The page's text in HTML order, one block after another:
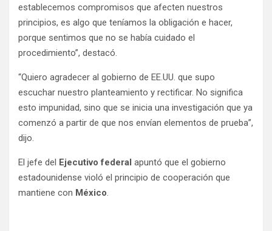
establecemos compromisos que afecten nuestros
principios, es algo que teníamos la obligación e hacer,
porque sentimos que no se había cuidado el
procedimiento”, destacó.
“Quiero agradecer al gobierno de EE.UU. que supo
escuchar nuestro planteamiento y rectificar. No significa
esto impunidad, sino que se inicia una investigación que ya
comenzó a partir de que nos envían elementos de prueba”,
dijo.
El jefe del Ejecutivo federal apuntó que el gobierno
estadounidense violó el principio de cooperación que
mantiene con México.